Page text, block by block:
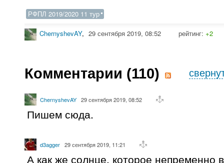
РФПЛ 2019/2020 11 тур
ChernyshevAY, 29 сентября 2019, 08:52 рейтинг: +2
Комментарии (110)
ChernyshevAY 29 сентября 2019, 08:52
Пишем сюда.
d3agger 29 сентября 2019, 11:21
А как же солнце, которое непременно